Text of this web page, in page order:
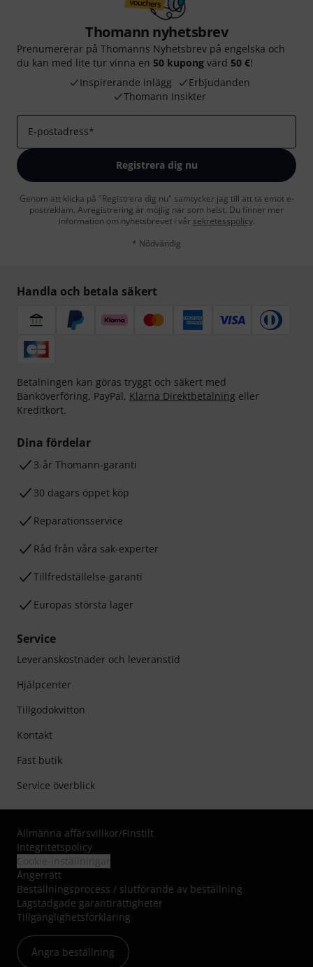
Thomann nyhetsbrev
Prenumererar på Thomanns Nyhetsbrev på engelska och
du kan med lite tur vinna en 50 kupong värd 50 €!
Inspirerande inlägg
Erbjudanden
Thomann Insikter
E-postadress*
Registrera dig nu
Genom att klicka på "Registrera dig nu" samtycker jag till att ta emot e-
postreklam. Avregistrering är möjlig när som helst. Du finner mer
information om nyhetsbrevet i vår sekretesspolicy.
* Nödvändig
Handla och betala säkert
Betalningen kan göras tryggt och säkert med
Banköverföring, PayPal, Klarna Direktbetalning eller
Kreditkort.
Dina fördelar
3-år Thomann-garanti
30 dagars öppet köp
Reparationsservice
Råd från våra sak-experter
Tillfredställelse-garanti
Europas största lager
Service
Leveranskostnader och leveranstid
Hjälpcenter
Tillgodokvitton
Kontakt
Fast butik
Service överblick
Allmänna affärsvillkor/Finstilt
Integritetspolicy
Ångerrätt
Beställningsprocess / slutförande av beställning
Lagstadgade garantirättigheter
Tillgänglighetsförklaring
Ångra beställning